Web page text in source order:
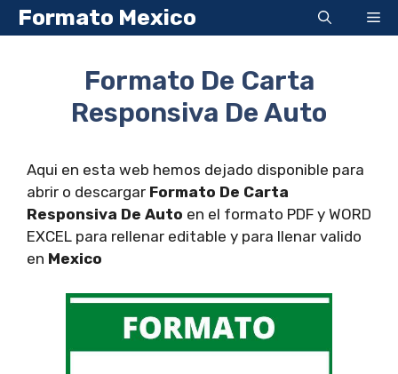
Saltar
al
Formato Mexico
Formato De Carta
Responsiva De Auto
Aqui en esta web hemos dejado disponible para
abrir o descargar Formato De Carta
Responsiva De Auto en el formato PDF y WORD
EXCEL para rellenar editable y para llenar valido
en Mexico